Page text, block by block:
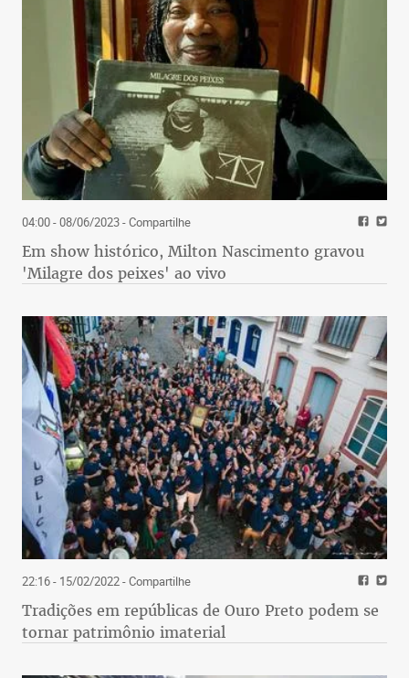
04:00 - 08/06/2023- Compartilhe
Em show histórico, Milton Nascimento gravou
'Milagre dos peixes' ao vivo
22:16 - 15/02/2022- Compartilhe
Tradições em repúblicas de Ouro Preto podem se
tornar patrimônio imaterial